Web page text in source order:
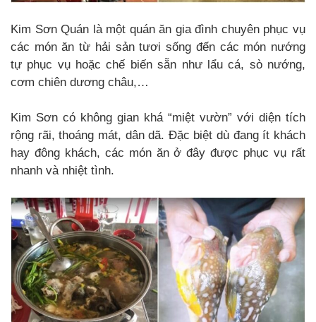
Kim Sơn Quán là một quán ăn gia đình chuyên phục vụ
các món ăn từ hải sản tươi sống đến các món nướng
tự phục vụ hoặc chế biến sẵn như lẩu cá, sò nướng,
cơm chiên dương châu,…
Kim Sơn có không gian khá “miệt vườn” với diện tích
rộng rãi, thoáng mát, dân dã. Đặc biệt dù đang ít khách
hay đông khách, các món ăn ở đây được phục vụ rất
nhanh và nhiệt tình.